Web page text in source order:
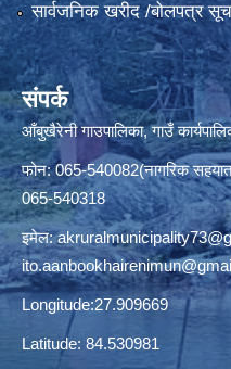
सार्वजनिक खरीद /बोलपत्र
संपर्क
आँबुखैरेनी गाउपालिका, गाउँ
फोन: 065-540082(नागरिक
065-540318
इमेल:
Longitude:27.909669
Latitude: 84.530981